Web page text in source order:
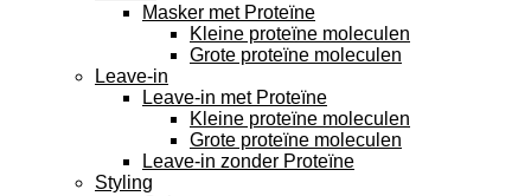
Masker met Proteïne
Kleine proteïne moleculen
Grote proteïne moleculen
Leave-in
Leave-in met Proteïne
Kleine proteïne moleculen
Grote proteïne moleculen
Leave-in zonder Proteïne
Styling